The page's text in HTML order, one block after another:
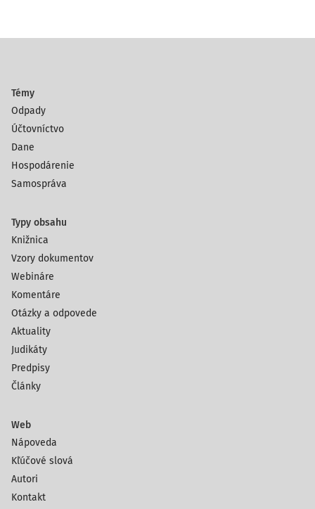
Témy
Odpady
Účtovníctvo
Dane
Hospodárenie
Samospráva
Typy obsahu
Knižnica
Vzory dokumentov
Webináre
Komentáre
Otázky a odpovede
Aktuality
Judikáty
Predpisy
Články
Web
Nápoveda
Kľúčové slová
Autori
Kontakt